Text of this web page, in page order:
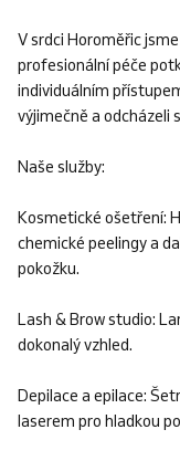
V srdci Horoměřic
profesionální péče
individuálním
výjimečně a odcházeli
Naše služby:
Kosmetické ošetření:
chemické peelingy a
pokožku.
Lash & Brow studio:
dokonalý vzhled.
Depilace a epilace:
laserem pro hladkou